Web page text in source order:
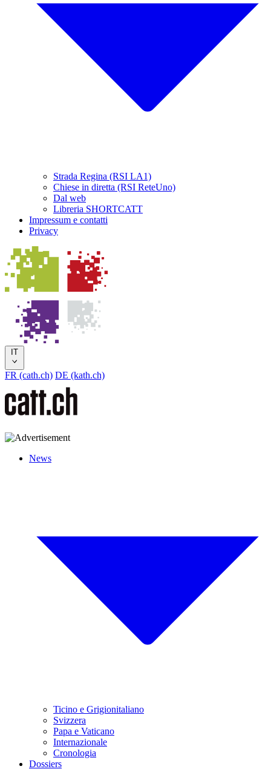
Strada Regina (RSI LA1)
Chiese in diretta (RSI ReteUno)
Dal web
Libreria SHORTCATT
Impressum e contatti
Privacy
IT
FR (cath.ch) DE (kath.ch)
News
Ticino e Grigionitaliano
Svizzera
Papa e Vaticano
Internazionale
Cronologia
Dossiers